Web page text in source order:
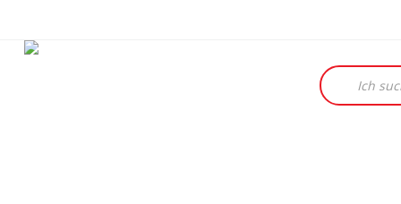
Products
search